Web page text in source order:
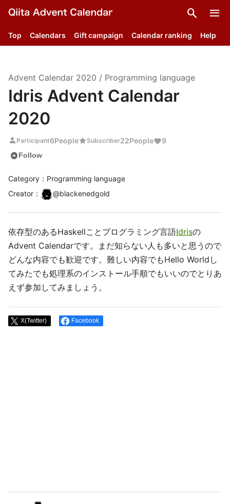
search menu
Top Calendars Gift campaign Calendar ranking Help
Advent Calendar 2020 / Programming language
Idris Advent Calendar
2020
person Participant6PeoplestarSubscriber22People 9
add_circleFollow
Category：Programming language
Creator ： @blackenedgold
依存型のあるHaskellことプログラミング言語Idrisの
Advent Calendarです。まだ知らない人も多いと思うので
どんな内容でも歓迎です。難しい内容でもHello Worldし
てみたでも処理系のインストール手順でもいいのでとりあ
えず参加してみましょう。
X(Twitter) Facebook